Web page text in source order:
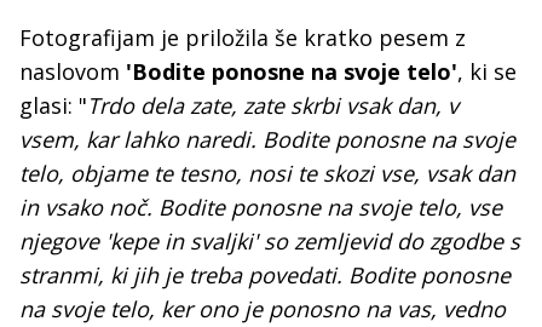
Fotografijam je priložila še kratko pesem z
naslovom 'Bodite ponosne na svoje telo', ki se
glasi: "Trdo dela zate, zate skrbi vsak dan, v
vsem, kar lahko naredi. Bodite ponosne na svoje
telo, objame te tesno, nosi te skozi vse, vsak dan
in vsako noč. Bodite ponosne na svoje telo, vse
njegove 'kepe in svaljki' so zemljevid do zgodbe s
stranmi, ki jih je treba povedati. Bodite ponosne
na svoje telo, ker ono je ponosno na vas, vedno